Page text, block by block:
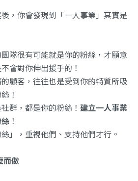
，你會發現到「一人事業」其實是
隊很有可能就是你的粉絲，才願意
會對你伸出援手的！
顧客，往往也是受到你的特質所吸
！
群，都是你的粉絲！ 建立一人事業
！
」，重視他們、支持他們才行。
而做